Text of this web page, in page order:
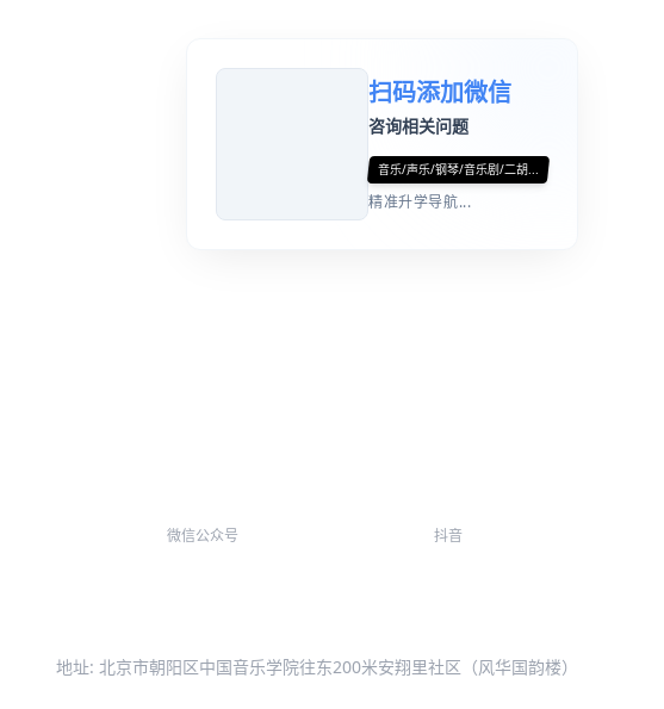
扫码添加微信
咨询相关问题
音乐/声乐/钢琴/音乐剧/二胡...
精准升学导航...
微信公众号 抖音
地址: 北京市朝阳区中国音乐学院往东200米安翔里社区（风华国韵楼）